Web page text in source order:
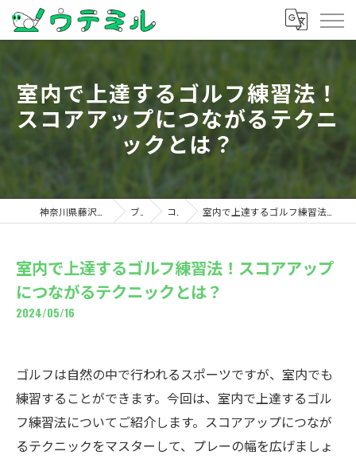
室内で上達するゴルフ練習法！
スコアアップにつながるテクニ
ックとは？
ブログ コラム 室内で上達するゴルフ練習法！スコアアップにつながるテクニックとは？
室内で上達するゴルフ練習法！スコアアップ
につながるテクニックとは？
2024/05/16
ゴルフは自然の中で行われるスポーツですが、室内でも
練習することができます。今回は、室内で上達するゴル
フ練習法についてご紹介します。スコアアップにつなが
るテクニックをマスターして、プレーの幅を広げましょ